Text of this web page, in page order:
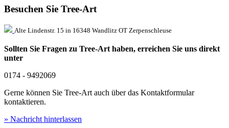
Besuchen Sie Tree-Art
Alte Lindenstr. 15 in 16348 Wandlitz OT Zerpenschleuse
Sollten Sie Fragen zu Tree-Art haben, erreichen Sie uns direkt
unter
0174 - 9492069
Gerne können Sie Tree-Art auch über das Kontaktformular
kontaktieren.
» Nachricht hinterlassen